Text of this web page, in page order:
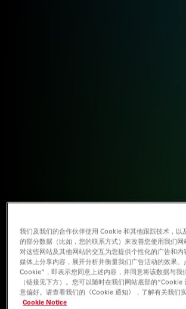
我们及我们的合作伙伴使用 Cookie 和其他跟踪技术，以
的部分数据（比如，您的联系方式）来改善您使用我们
对这些网站及其他网站的交互为您提供个性化的广告和内
媒体上分享内容，展开分析并衡量我们广告活动的效果。
Cookie”，即表示您同意上述内容，并同意将该数据与我
（链接见下方）。您可以随时在我们网站底部的“Cookie
意偏好。请查看我们的《Cookie 通知》，了解有关我们
Cookie Notice